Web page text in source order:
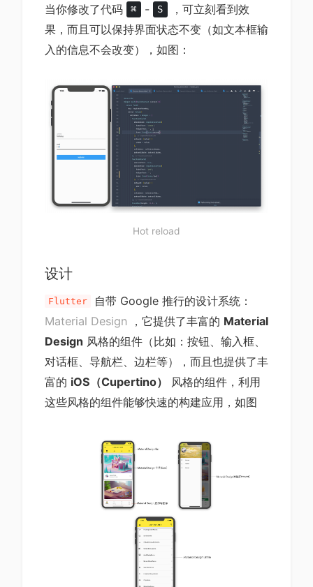
当你修改了代码 ⌘ - S
，可立刻看到效
果，而且可以保持界面状态不变（如文本框输
入的信息不会改变），如图：
Hot reload
设计
Flutter
自带 Google 推行的设计系统：
Material Design ，它提供了丰富的 Material
Design 风格的组件（比如：按钮、输入框、
对话框、导航栏、边栏等），而且也提供了丰
富的 iOS（Cupertino）
风格的组件，利用
这些风格的组件能够快速的构建应用，如图